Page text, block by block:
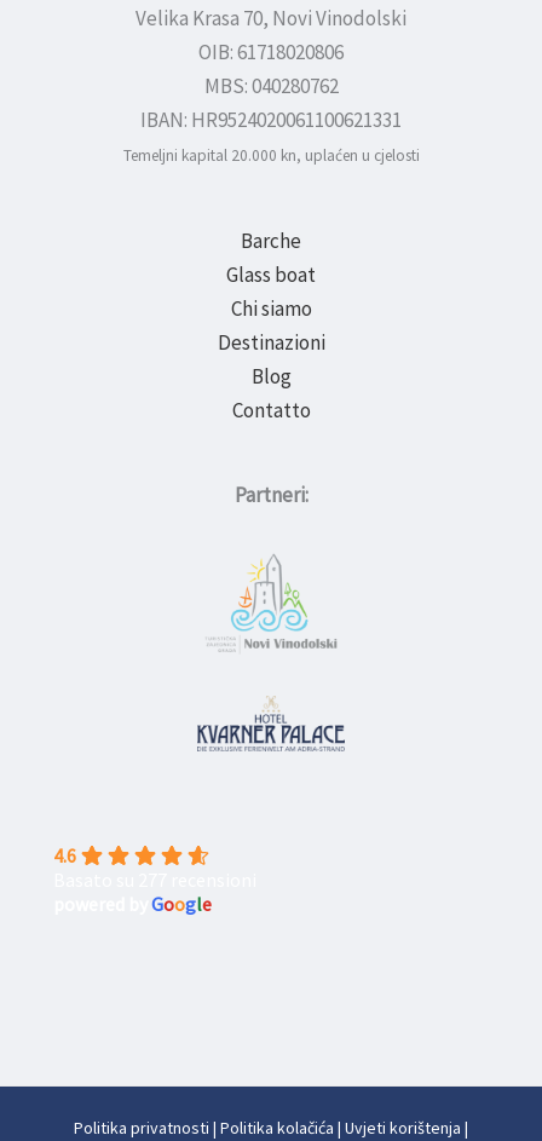
Velika Krasa 70, Novi Vinodolski
OIB: 61718020806
MBS: 040280762
IBAN: HR9524020061100621331
Temeljni kapital 20.000 kn, uplaćen u cjelosti
Barche
Glass boat
Chi siamo
Destinazioni
Blog
Contatto
Partneri:
4.6
Google
Politika privatnosti | Politika kolačića | Uvjeti korištenja |